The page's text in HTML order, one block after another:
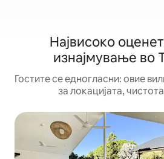
Највисоко
изнајмување во
Гостите се едногласни: овие
за локацијата,